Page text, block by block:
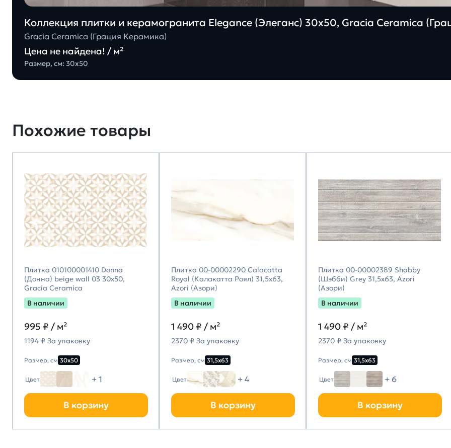
Коллекция плитки и керамогранита Elegance (Элеганс) 30х50, Gracia Ceramica
Gracia Ceramica (Грация Керамика)
Цена не найдена! / м²
Размер, см: 30х50
Похожие товары
Плитка 010100001410 Donna
(Донна) beige wall 03 30х50,
Gracia Ceramica
В наличии
995 ₽ / м²
1194 ₽ За упаковку
Размер, см 30х50
Цвет + 1
В корзину
Плитка 00-00002290 Calacatta
Royal (Калакатта Роял) 31,5х63,
Azori (Азори)
В наличии
1 490 ₽ / м²
2370 ₽ За упаковку
Размер, см 31,5х63
Цвет + 4
В корзину
Плитка 00-00002389 Shabby
(Шэбби) Grey 31,5х63, Azori
(Азори)
В наличии
1 490 ₽ / м²
2370 ₽ За упаковку
Размер, см 31,5х63
Цвет + 6
В корзину